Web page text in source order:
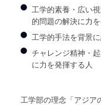
工学的素養・広い
的問題の解決に力
工学的手法を背景
チャレンジ精神・
に力を発揮する人
工学部の理念「アジア